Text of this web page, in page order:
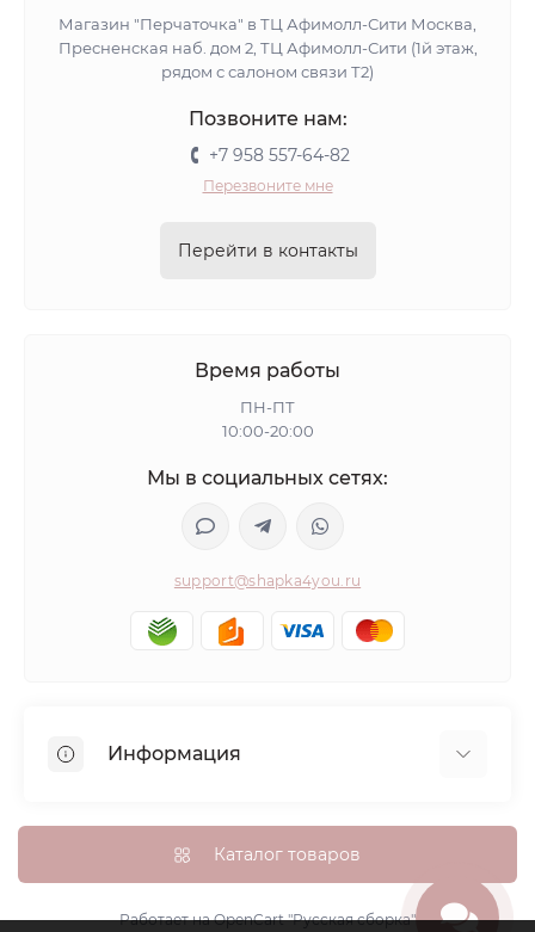
Магазин "Перчаточка" в ТЦ Афимолл-Сити Москва,
Пресненская наб. дом 2, ТЦ Афимолл-Сити (1й этаж,
рядом с салоном связи Т2)
Позвоните нам:
+7 958 557-64-82
Перезвоните мне
Перейти в контакты
Время работы
ПН-ПТ
10:00-20:00
Мы в социальных сетях:
support@shapka4you.ru
Информация
Доставка, оплата и бонусные баллы
Гарантия возврата
Политика конфиденциальности
Каталог товаров
Работает наOpenCart "Русская сборка"